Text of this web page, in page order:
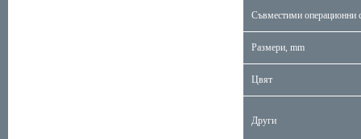
Съвместими операционни
Размери, mm
Цвят
Други